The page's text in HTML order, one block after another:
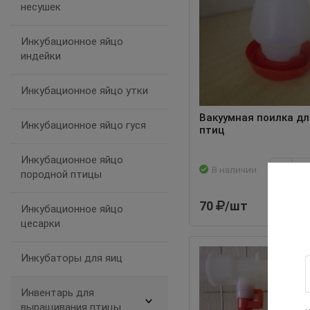
несушек
Инкубационное яйцо
индейки
Инкубационное яйцо утки
Инкубационное яйцо гуся
Инкубационное яйцо
породной птицы
Инкубационное яйцо
цесарки
Инкубаторы для яиц
Инвентарь для
выращивания птицы
Вакуумная поилка
птиц
В наличии
70 /шт